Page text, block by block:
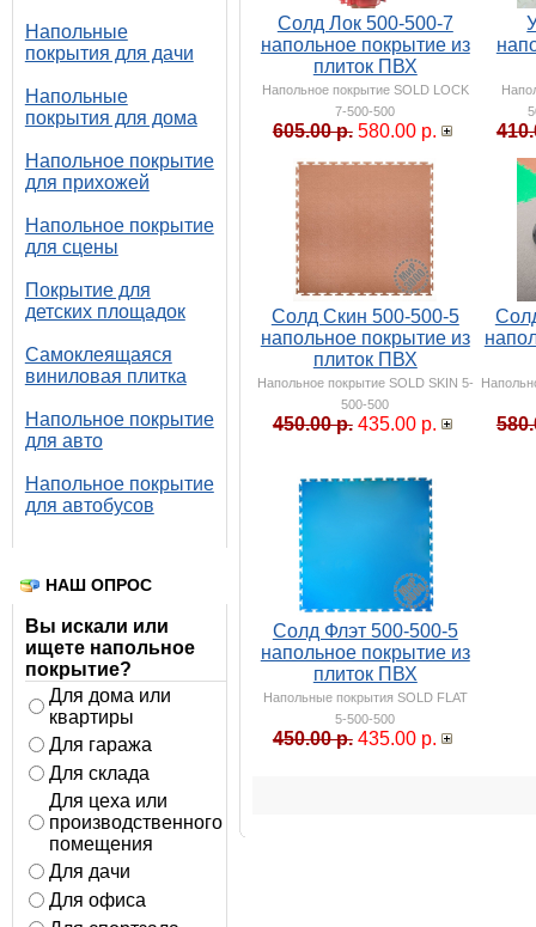
Напольные
покрытия для дачи
Напольные
покрытия для дома
Напольное покрытие
для прихожей
Напольное покрытие
для сцены
Покрытие для
детских площадок
Самоклеящаяся
виниловая плитка
Напольное покрытие
для авто
Напольное покрытие
для автобусов
НАШ ОПРОС
Вы искали или
ищете напольное
покрытие?
Для дома или
квартиры
Для гаража
Для склада
Для цеха или
производственного
помещения
Для дачи
Для офиса
Солд Лок 500-500-7
напольное покрытие из
плиток ПВХ
Напольное покрытие SOLD LOCK
7-500-500
605.00 р. 580.00 р.
Солд Скин 500-500-5
напольное покрытие из
плиток ПВХ
Напольное покрытие SOLD SKIN 5-
500-500
450.00 р. 435.00 р.
Солд Флэт 500-500-5
напольное покрытие из
плиток ПВХ
Напольные покрытия SOLD FLAT
5-500-500
450.00 р. 435.00 р.